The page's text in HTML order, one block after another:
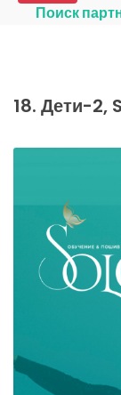
Поиск
18. Дети-2,